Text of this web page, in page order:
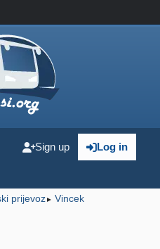
Log in
Sign up
prijevoz► Vincek